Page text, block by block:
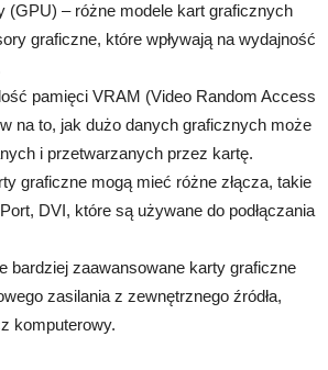
(GPU) – różne modele kart graficznych
graficzne, które wpływają na wydajność
pamięci VRAM (Video Random Access
na to, jak dużo danych graficznych może
i przetwarzanych przez kartę.
graficzne mogą mieć różne złącza, takie
DVI, które są używane do podłączania
bardziej zaawansowane karty graficzne
zasilania z zewnętrznego źródła,
komputerowy.